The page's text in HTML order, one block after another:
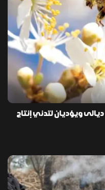
ويؤديان لتدني إنتاج